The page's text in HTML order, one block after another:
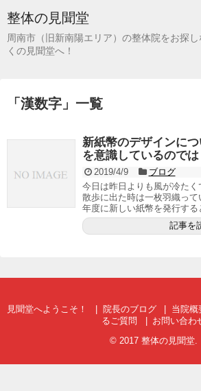
整体の見聞堂
周南市（旧新南陽エリア）の整体院をお探
くの見聞堂へ！
「 漢数字 」 一覧
新紙幣のデザインに
を意識しているのでは
2019/4/9
ブログ
今日は昨日よりも風が冷たく
散歩に出た時は一枚羽織っ
年度に新しい紙幣を発行する
記事を
見聞堂へようこそ！ 院長のブログ 当院概
るご質問
お問い合わ
© 2017 整体の見聞堂.